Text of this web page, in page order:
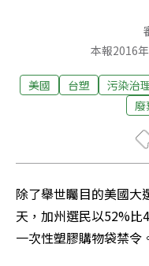
本報2016
美國 台塑 污染治
除了舉世矚目的美國大
天，加州選民以52%比
一次性塑膠購物袋禁令